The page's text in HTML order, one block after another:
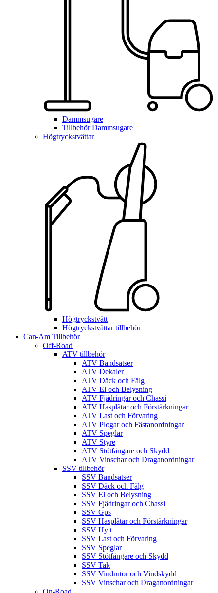
Dammsugare
Tillbehör Dammsugare
Högtryckstvättar
Högtryckstvätt
Högtryckstvättar tillbehör
Can-Am Tillbehör
Off-Road
ATV tillbehör
ATV Bandsatser
ATV Dekaler
ATV Däck och Fälg
ATV El och Belysning
ATV Fjädringar och Chassi
ATV Hasplåtar och Förstärkningar
ATV Last och Förvaring
ATV Plogar och Fästanordningar
ATV Speglar
ATV Styre
ATV Stötfångare och Skydd
ATV Vinschar och Draganordningar
SSV tillbehör
SSV Bandsatser
SSV Däck och Fälg
SSV El och Belysning
SSV Fjädringar och Chassi
SSV Gps
SSV Hasplåtar och Förstärkningar
SSV Hytt
SSV Last och Förvaring
SSV Speglar
SSV Stötfångare och Skydd
SSV Tak
SSV Vindrutor och Vindskydd
SSV Vinschar och Draganordningar
On-Road